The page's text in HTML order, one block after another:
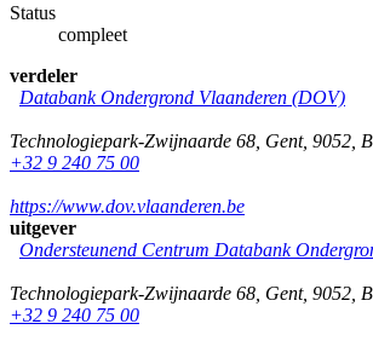
Status
compleet
verdeler
Databank Ondergrond Vlaanderen (DOV)
Technologiepark-Zwijnaarde 68 Gent, 9052
+32 9 240 75 00
https://www.dov.vlaanderen.be
uitgever
Ondersteunend Centrum Databank
Technologiepark-Zwijnaarde 68 Gent, 9052
+32 9 240 75 00